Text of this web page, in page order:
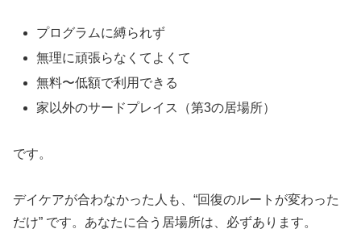
プログラムに縛られず
無理に頑張らなくてよくて
無料〜低額で利用できる
家以外のサードプレイス（第3の居場所）
です。
デイケアが合わなかった人も、“回復のルートが変わった
だけ” です。あなたに合う居場所は、必ずあります。